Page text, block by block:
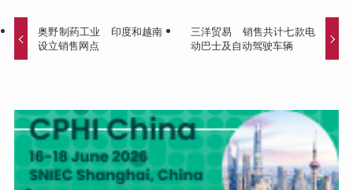
奥野制药工业 印度和越南
设立销售网点
三洋贸易 销售共计七款电
动巴士及自动驾驶车辆